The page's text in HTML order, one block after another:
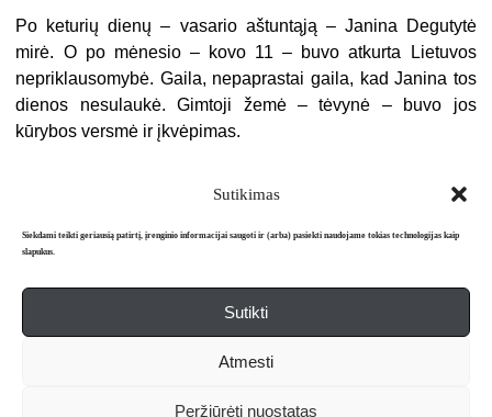
Sutikimas
Siekdami teikti geriausią patirtį, įrenginio informacijai saugoti ir (arba) pasiekti naudojame tokias technologijas kaip
slapukus.
Sutikti
Atmesti
Peržiūrėti nuostatas
Po keturių dienų – vasario aštuntąją – Janina Degutytė
mirė. O po mė­nesio – kovo 11 – buvo atkurta Lietuvos
nepriklausomybė. Gaila, nepaprastai gaila, kad Janina tos
dienos nesulaukė. Gimtoji žemė – tė­vynė – buvo jos
kūrybos versmė ir įkvėpimas.
Apie mus Redakcija Prenumerata